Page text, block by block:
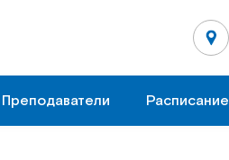
Преподаватели Расписание